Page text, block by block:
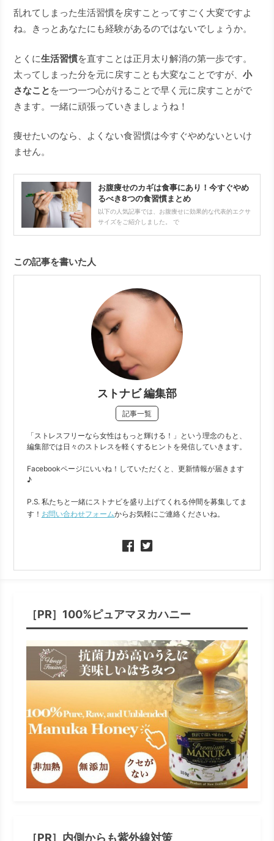
乱れてしまった生活習慣を戻すことってすごく大変ですよ
ね。きっとあなたにも経験があるのではないでしょうか。
とくに生活習慣を直すことは正月太り解消の第一歩です。
太ってしまった分を元に戻すことも大変なことですが、 小
さなこと を一つ一つ心がけることで早く元に戻すことがで
きます。一緒に頑張っていきましょうね！
痩せたいのなら、よくない食習慣は今すぐやめないといけ
ません。
お腹痩せのカギは食事にあり！今すぐやめ
るべき8つの食習慣まとめ
以下の人気記事では、お腹痩せに効果的な代表的エクサ
サイズをご紹介しました。 で
この記事を書いた人
ストナビ 編集部
記事一覧
「ストレスフリーなら女性はもっと輝ける！」という理念のもと、
編集部では日々のストレスを軽くするヒントを発信していきます。
Facebookページにいいね！していただくと、更新情報が届きます
♪
P.S. 私たちと一緒にストナビを盛り上げてくれる仲間を募集してま
す！ お問い合わせフォームからお気軽にご連絡くださいね。
［PR］100%ピュアマヌカハニー
［PR］内側からも紫外線対策